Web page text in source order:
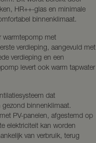
HR++-glas en minimale
binnenklimaat.
warmtepomp met
verdieping, aangevuld met
verdieping en een
levert ook warm tapwater
dat
gezond binnenklimaat.
PV-panelen, afgestemd op
elektriciteit kan worden
van verbruik, terug